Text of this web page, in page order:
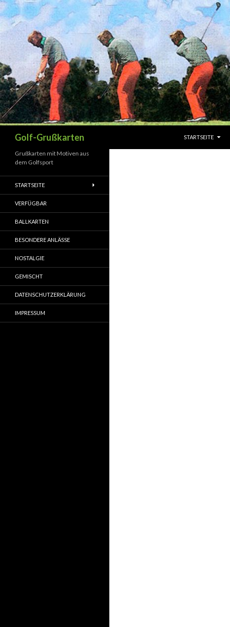
Golf-Grußkarten
STARTSEITE
Grußkarten mit Motiven aus
dem Golfsport
STARTSEITE
VERFÜGBAR
BALLKARTEN
BESONDERE ANLÄSSE
NOSTALGIE
GEMISCHT
DATENSCHUTZERKLÄRUNG
IMPRESSUM